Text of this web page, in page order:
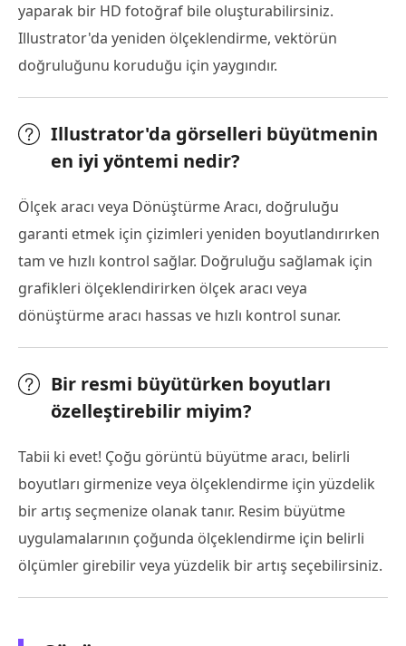
yaparak bir HD fotoğraf bile oluşturabilirsiniz.
Illustrator'da yeniden ölçeklendirme, vektörün
doğruluğunu koruduğu için yaygındır.
Illustrator'da görselleri büyütmenin
en iyi yöntemi nedir?
Ölçek aracı veya Dönüştürme Aracı, doğruluğu
garanti etmek için çizimleri yeniden boyutlandırırken
tam ve hızlı kontrol sağlar. Doğruluğu sağlamak için
grafikleri ölçeklendirirken ölçek aracı veya
dönüştürme aracı hassas ve hızlı kontrol sunar.
Bir resmi büyütürken boyutları
özelleştirebilir miyim?
Tabii ki evet! Çoğu görüntü büyütme aracı, belirli
boyutları girmenize veya ölçeklendirme için yüzdelik
bir artış seçmenize olanak tanır. Resim büyütme
uygulamalarının çoğunda ölçeklendirme için belirli
ölçümler girebilir veya yüzdelik bir artış seçebilirsiniz.